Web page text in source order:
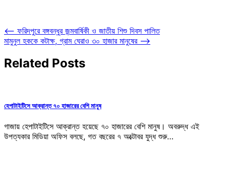
Post
navigation
⟵ ফরিদপুরে বঙ্গবন্ধুর জন্মবার্ষিকী ও জাতীয় শিশু দিবস পালিত
মামুনুল হককে কটাক্ষ, গ্রাম ঘেরাও ৩০ হাজার মানুষের ⟶
Related Posts
হেপাটাইটিসে আক্রান্ত ৭০ হাজারের বেশি মানুষ
গাজায় হেপাটাইটিসে আক্রান্ত হয়েছে ৭০ হাজারের বেশি মানুষ। অবরুদ্ধ এই
উপত্যকার মিডিয়া অফিস বলছে, গত বছরের ৭ অক্টোবর যুদ্ধ শুরু…